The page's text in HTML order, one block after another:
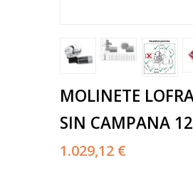
MOLINETE
SIN CAMPANA
1.029,12 €